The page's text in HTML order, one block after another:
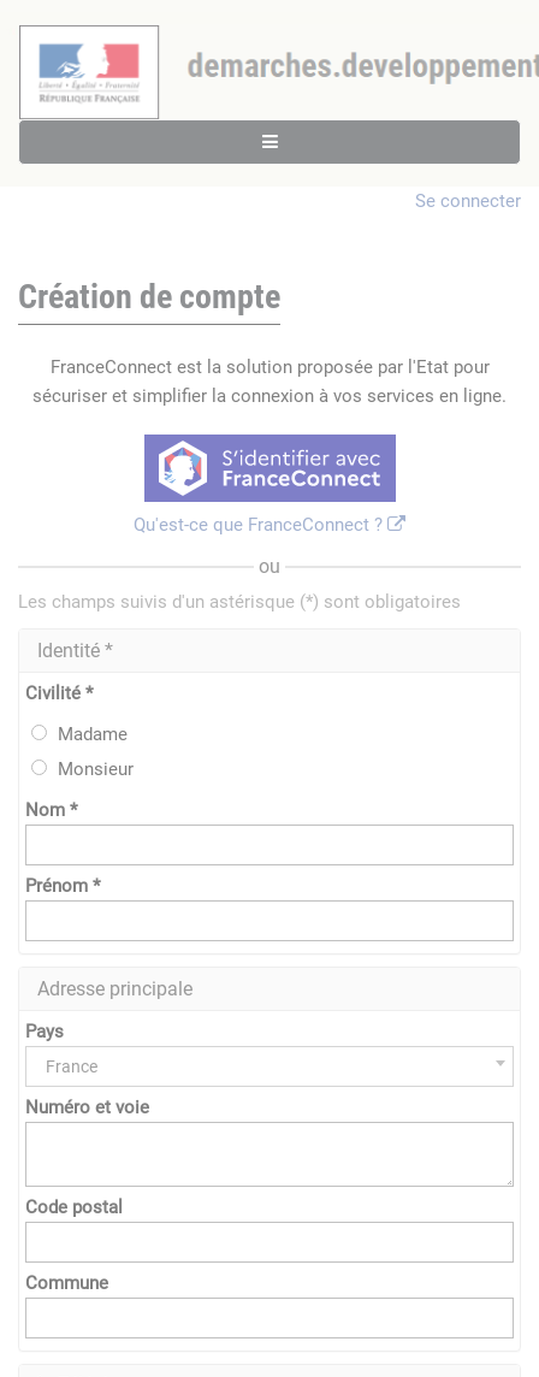
Se connecter
Création de compte
FranceConnect est la solution proposée par l'Etat pour
sécuriser et simplifier la connexion à vos services en ligne.
Qu'est-ce que FranceConnect ?
ou
Les champs suivis d'un astérisque (*) sont obligatoires
Identité *
Civilité *
Madame
Monsieur
Nom *
Prénom *
Adresse principale
Pays
France
Numéro et voie
Code postal
Commune